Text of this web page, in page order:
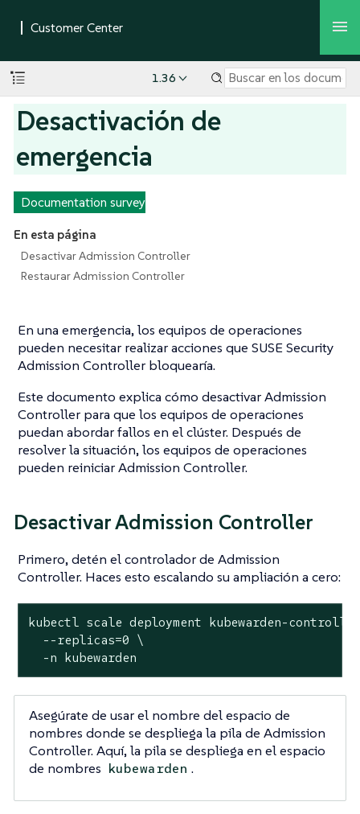
1.36
Desactivación de
emergencia
Documentation survey
En esta página
Desactivar Admission Controller
Restaurar Admission Controller
En una emergencia, los equipos de operaciones
pueden necesitar realizar acciones que SUSE Security
Admission Controller bloquearía.
Este documento explica cómo desactivar Admission
Controller para que los equipos de operaciones
puedan abordar fallos en el clúster. Después de
resolver la situación, los equipos de operaciones
pueden reiniciar Admission Controller.
Desactivar Admission Controller
Primero, detén el controlador de Admission
Controller. Haces esto escalando su ampliación a cero:
kubectl scale deployment kubewarden-
  --replicas=0 \
  -n kubewarden
Asegúrate de usar el nombre del espacio de
nombres donde se despliega la pila de Admission
Controller. Aquí, la pila se despliega en el espacio
de nombres kubewarden .